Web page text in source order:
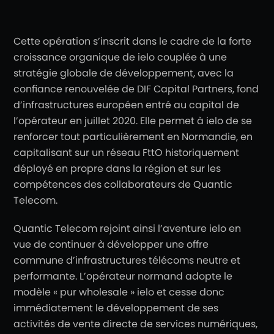
Cette opération s’inscrit dans le cadre de la forte
croissance organique de ielo couplée à une
stratégie globale de développement, avec la
confiance renouvelée de DIF Capital Partners, fond
d’infrastructures européen entré au capital de
l’opérateur en juillet 2020. Elle permet à ielo de se
renforcer tout particulièrement en Normandie, en
capitalisant sur un réseau FttO historiquement
déployé en propre dans la région et sur les
compétences des collaborateurs de Quantic
Telecom.
Quantic Telecom rejoint ainsi l’aventure ielo en
vue de continuer à développer une offre
commune d’infrastructures télécoms neutre et
performante. L’opérateur normand adopte le
modèle « pur wholesale » ielo et cesse donc
immédiatement le développement de ses
activités de vente directe de services numériques,